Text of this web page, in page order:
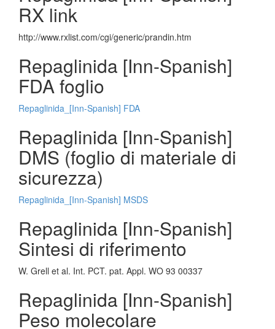
RX link
http://www.rxlist.com/cgi/generic/prandin.htm
Repaglinida [Inn-Spanish]
FDA foglio
Repaglinida_[Inn-Spanish] FDA
Repaglinida [Inn-Spanish]
DMS (foglio di materiale di
sicurezza)
Repaglinida_[Inn-Spanish] MSDS
Repaglinida [Inn-Spanish]
Sintesi di riferimento
W. Grell et al. Int. PCT. pat. Appl. WO 93 00337
Repaglinida [Inn-Spanish]
Peso molecolare